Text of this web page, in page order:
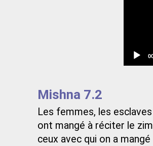
Mishna 7.2
Les femmes, les
ont mangé à réciter le
ceux avec qui on a